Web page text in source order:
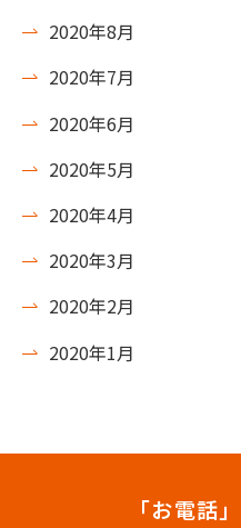
2020年8月
2020年7月
2020年6月
2020年5月
2020年4月
2020年3月
2020年2月
2020年1月
「お電話」